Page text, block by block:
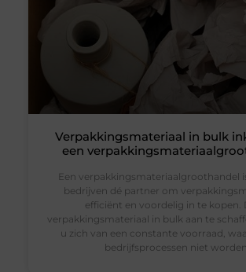
Verpakkingsmateriaal in bulk
een
Een verpakkingsmateriaalgroothandel
bedrijven dé partner om
efficiënt en voordelig in te kopen.
verpakkingsmateriaal in bulk aan te
u zich van een constante voorraad,
bedrijfsprocessen niet worden